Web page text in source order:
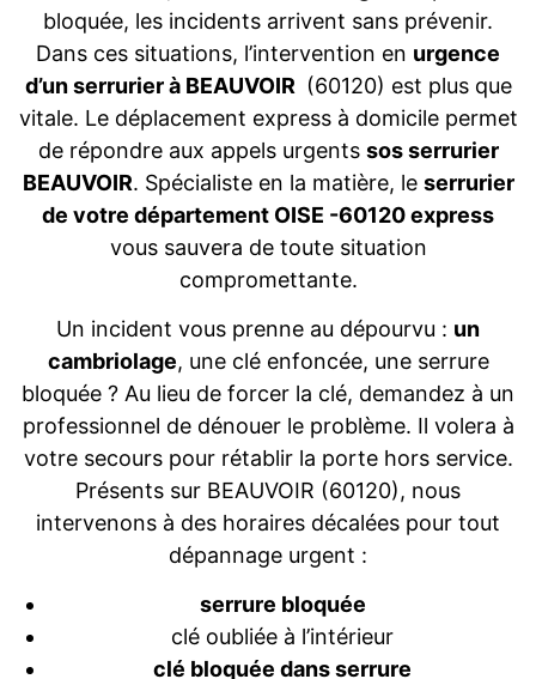
bloquée, les incidents arrivent sans prévenir.
Dans ces situations, l’intervention en urgence
d’un serrurier à BEAUVOIR (60120) est plus que
vitale. Le déplacement express à domicile permet
de répondre aux appels urgents sos serrurier
BEAUVOIR. Spécialiste en la matière, le serrurier
de votre département OISE -60120 express
vous sauvera de toute situation
compromettante.
Un incident vous prenne au dépourvu : un
cambriolage, une clé enfoncée, une serrure
bloquée ? Au lieu de forcer la clé, demandez à un
professionnel de dénouer le problème. Il volera à
votre secours pour rétablir la porte hors service.
Présents sur BEAUVOIR (60120), nous
intervenons à des horaires décalées pour tout
dépannage urgent :
serrure bloquée
clé oubliée à l’intérieur
clé bloquée dans serrure